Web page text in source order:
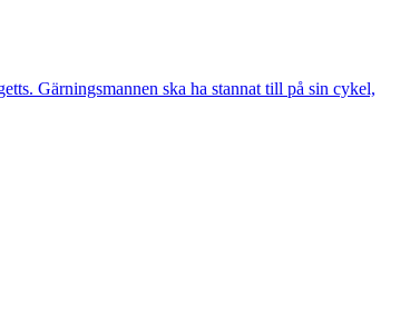
Gärningsmannen ska ha stannat till på sin cykel,